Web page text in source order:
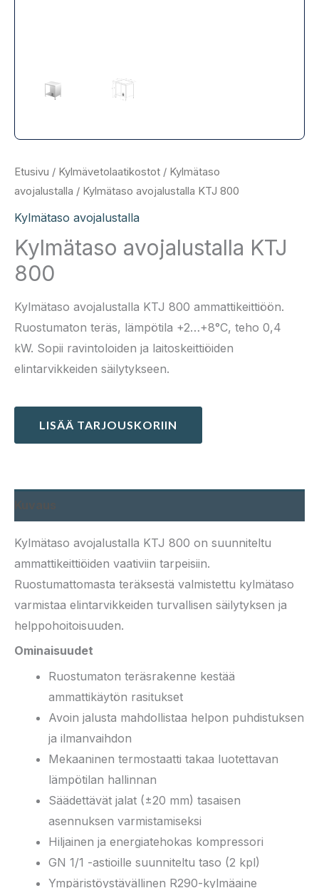
Etusivu / Kylmävetolaatikostot / Kylmätaso
avojalustalla / Kylmätaso avojalustalla KTJ 800
Kylmätaso avojalustalla
Kylmätaso avojalustalla KTJ
800
Kylmätaso avojalustalla KTJ 800 ammattikeittiöön.
Ruostumaton teräs, lämpötila +2…+8°C, teho 0,4
kW. Sopii ravintoloiden ja laitoskeittiöiden
elintarvikkeiden säilytykseen.
LISÄÄ TARJOUSKORIIN
Kylmätaso avojalustalla KTJ 800 on suunniteltu
ammattikeittiöiden vaativiin tarpeisiin.
Ruostumattomasta teräksestä valmistettu kylmätaso
varmistaa elintarvikkeiden turvallisen säilytyksen ja
helppohoitoisuuden.
Ominaisuudet
Ruostumaton teräsrakenne kestää
ammattikäytön rasitukset
Avoin jalusta mahdollistaa helpon puhdistuksen
ja ilmanvaihdon
Mekaaninen termostaatti takaa luotettavan
lämpötilan hallinnan
Säädettävät jalat (±20 mm) tasaisen
asennuksen varmistamiseksi
Hiljainen ja energiatehokas kompressori
GN 1/1 -astioille suunniteltu taso (2 kpl)
Ympäristöystävällinen R290-kylmäaine